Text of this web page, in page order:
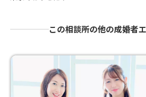
この相談所の他の成婚者